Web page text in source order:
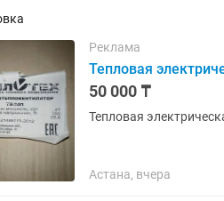
Реклама
Тепловая
50 000 ₸
Тепловая
Астана, вчера